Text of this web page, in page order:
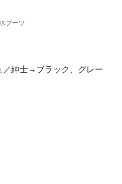
ブーツ
紳士→ブラック、グレー